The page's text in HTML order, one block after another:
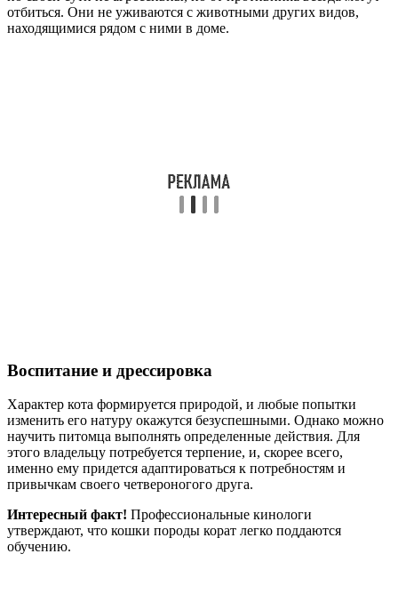
отбиться. Они не уживаются с животными других видов,
находящимися рядом с ними в доме.
Воспитание и дрессировка
Характер кота формируется природой, и любые попытки
изменить его натуру окажутся безуспешными. Однако можно
научить питомца выполнять определенные действия. Для
этого владельцу потребуется терпение, и, скорее всего,
именно ему придется адаптироваться к потребностям и
привычкам своего четвероногого друга.
Интересный факт! Профессиональные кинологи
утверждают, что кошки породы корат легко поддаются
обучению.